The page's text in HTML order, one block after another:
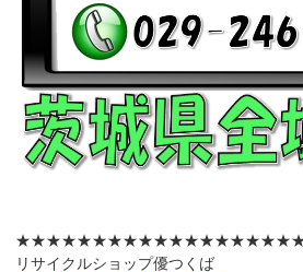
リサイクルショップ優つくば